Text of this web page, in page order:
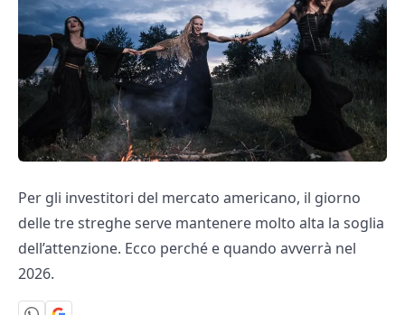
Per gli investitori del mercato americano, il giorno
delle tre streghe serve mantenere molto alta la soglia
dell’attenzione. Ecco perché e quando avverrà nel
2026.